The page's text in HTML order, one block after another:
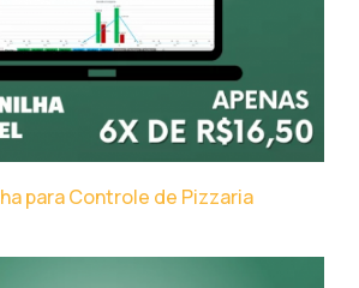
para Controle de Pizzaria